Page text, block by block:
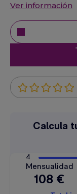
Ver información